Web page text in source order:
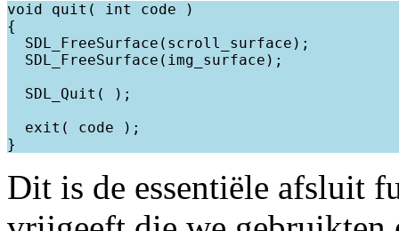
void quit( int code )
{
  SDL_FreeSurface(scroll_surface);
  SDL_FreeSurface(img_surface);
  SDL_Quit( );
  exit( code );
Dit is de essentiële afsluit